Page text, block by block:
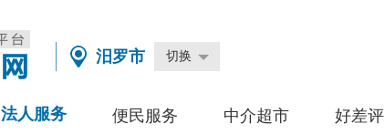
汨罗市 切换
法人服务 便民服务 中介超市 好差评